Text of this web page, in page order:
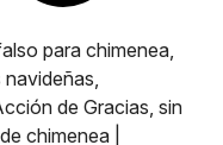
para chimenea,
de Gracias, sin
chimenea |